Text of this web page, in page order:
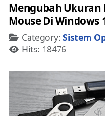
Mengubah Ukuran
Mouse Di Windows
Details
Category: Sistem
Hits: 18476